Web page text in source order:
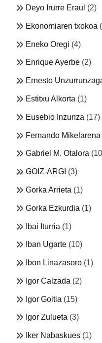
Deyo Irurre Eraul (2)
Ekonomiaren txokoa
Eneko Oregi (4)
Enrique Ayerbe (2)
Ernesto
Estitxu Alkorta (1)
Eusebio Inzunza (17)
Fernando Mikelarena
Gabriel M. Otalora
GOIZ-ARGI (3)
Gorka Arrieta (1)
Gorka Ezkurdia (1)
Ibai Iturria (1)
Iban Ugarte (10)
Ibon Linazasoro (1)
Igor Calzada (2)
Igor Goitia (15)
Igor Zulueta (3)
Iker Nabaskues (1)